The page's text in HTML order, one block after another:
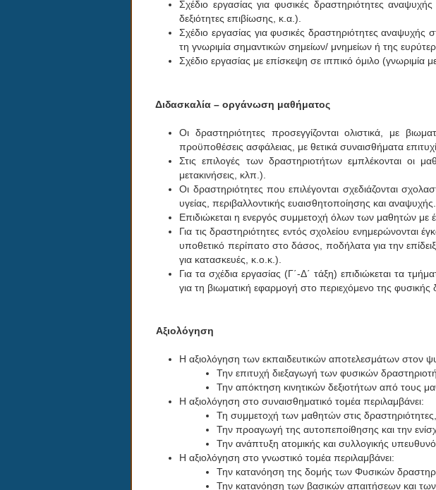
Σχέδιο εργασίας για φυσικές δραστηριότητες
δεξιότητες επιβίωσης, κ.α.).
Σχέδιο εργασίας για φυσικές δραστηριότητες
τη γνωριμία σημαντικών σημείων/ μνημείων ή της
Σχέδιο εργασίας με επίσκεψη σε ιππικό όμιλο
Διδασκαλία – οργάνωση μαθήματος
Οι δραστηριότητες προσεγγίζονται ολιστικά, με
προϋποθέσεις ασφάλειας, με θετικά συναισθήματα
Στις επιλογές των δραστηριοτήτων εμπλέκονται οι
μετακινήσεις, κλπ.).
Οι δραστηριότητες που επιλέγονται σχεδιάζονται
υγείας, περιβαλλοντικής ευαισθητοποίησης και αναψυχής.
Επιδιώκεται η ενεργός συμμετοχή όλων των μαθητών με
Για τις δραστηριότητες εντός σχολείου ενημερώνονται
υποθετικό περίπατο στο δάσος, ποδήλατα για την
για κατασκευές, κ.ο.κ.).
Για τα σχέδια εργασίας (Γ΄-Δ΄ τάξη) επιδιώκεται τα
για τη βιωματική εφαρμογή στο περιεχόμενο της φυσικής
Αξιολόγηση
Η αξιολόγηση των εκπαιδευτικών αποτελεσμάτων στον
Την επιτυχή διεξαγωγή των φυσικών
Την απόκτηση κινητικών δεξιοτήτων από τους
Η αξιολόγηση στο συναισθηματικό τομέα περιλαμβάνει:
Τη συμμετοχή των μαθητών στις
Την προαγωγή της αυτοπεποίθησης και την
Την ανάπτυξη ατομικής και συλλογικής
Η αξιολόγηση στο γνωστικό τομέα περιλαμβάνει:
Την κατανόηση της δομής των Φυσικών
Την κατανόηση των βασικών απαιτήσεων και